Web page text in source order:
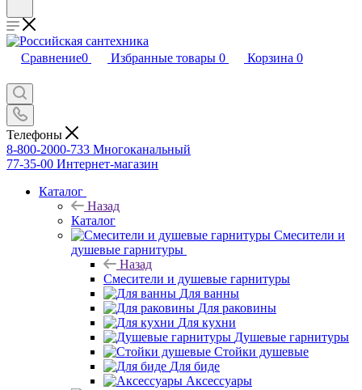
Сравнение0 Избранные товары 0 Корзина 0
Телефоны
8-800-2000-733 Многоканальный
77-35-00 Интернет-магазин
Каталог
Назад
Каталог
Смесители и
душевые гарнитуры
Назад
Смесители и душевые гарнитуры
Для ванны
Для раковины
Для кухни
Душевые гарнитуры
Стойки душевые
Для биде
Аксессуары